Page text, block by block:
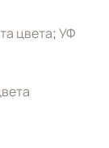
цвета;УФ